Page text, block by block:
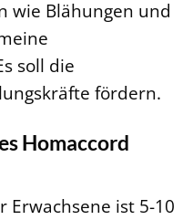
wie Blähungen und
soll die
fördern.
Homaccord
Erwachsene ist 5-10